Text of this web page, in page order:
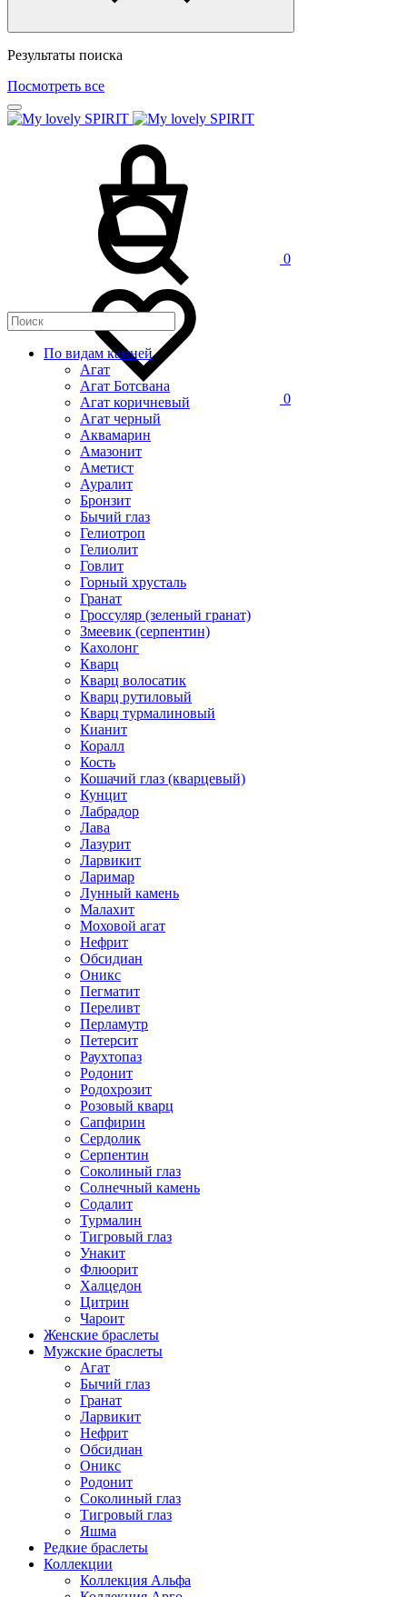
Результаты поиска
Посмотреть все
0
0
По видам камней
Агат
Агат Ботсвана
Агат коричневый
Агат черный
Аквамарин
Амазонит
Аметист
Ауралит
Бронзит
Бычий глаз
Гелиотроп
Гелиолит
Говлит
Горный хрусталь
Гранат
Гроссуляр (зеленый гранат)
Змеевик (серпентин)
Кахолонг
Кварц
Кварц волосатик
Кварц рутиловый
Кварц турмалиновый
Кианит
Коралл
Кость
Кошачий глаз (кварцевый)
Кунцит
Лабрадор
Лава
Лазурит
Ларвикит
Ларимар
Лунный камень
Малахит
Моховой агат
Нефрит
Обсидиан
Оникс
Пегматит
Переливт
Перламутр
Петерсит
Раухтопаз
Родонит
Родохрозит
Розовый кварц
Сапфирин
Сердолик
Серпентин
Соколиный глаз
Солнечный камень
Содалит
Турмалин
Тигровый глаз
Унакит
Флюорит
Халцедон
Цитрин
Чароит
Женские браслеты
Мужские браслеты
Агат
Бычий глаз
Гранат
Ларвикит
Нефрит
Обсидиан
Оникс
Родонит
Соколиный глаз
Тигровый глаз
Яшма
Редкие браслеты
Коллекции
Коллекция Альфа